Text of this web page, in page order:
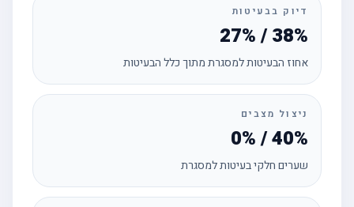
דיוק בבעיטות
27% / 38%
אחוז הבעיטות למסגרת מתוך כלל הבעיטות
ניצול מצבים
0% / 40%
שערים חלקי בעיטות למסגרת